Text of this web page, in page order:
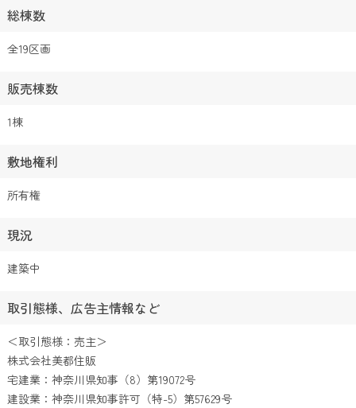
総棟数
全19区画
販売棟数
1棟
敷地権利
所有権
現況
建築中
取引態様、広告主情報など
＜取引態様：売主＞
株式会社美都住販
宅建業：神奈川県知事（8）第19072号
建設業：神奈川県知事許可（特-5）第57629号